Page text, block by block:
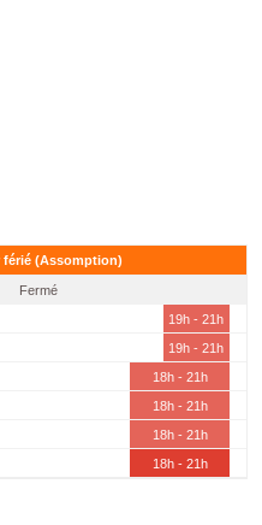
férié (Assomption)
Fermé
19h - 21h
19h - 21h
18h - 21h
18h - 21h
18h - 21h
18h - 21h